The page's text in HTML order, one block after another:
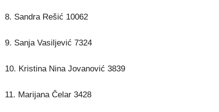
8. Sandra Rešić 10062
9. Sanja Vasiljević 7324
10. Kristina Nina Jovanović 3839
11. Marijana Čelar 3428